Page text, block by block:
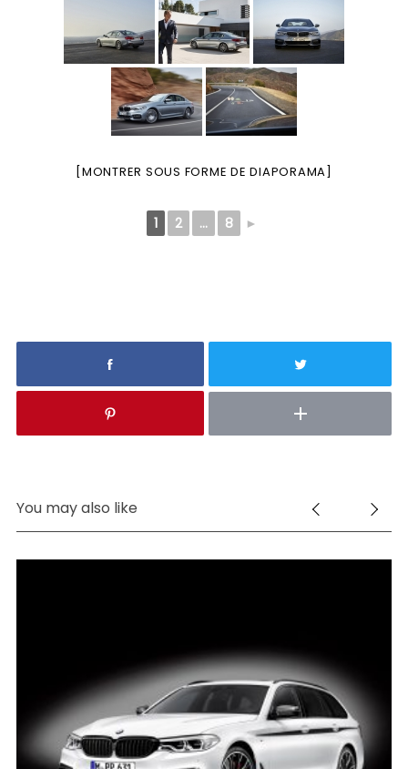
[MONTRER SOUS FORME DE DIAPORAMA]
1 2 ... 8 ►
You may also like